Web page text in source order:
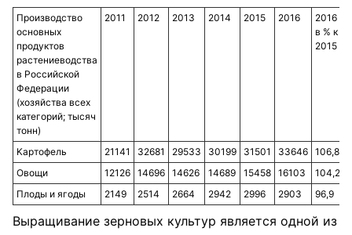
Производство
основных
продуктов
растениеводства
в Российской
Федерации
(хозяйства всех
категорий; тысяч
тонн)
2011 2012 2013 2014 2015 2016
2016
в % к
2015
Kартофель 21141 32681 29533 30199 31501 33646 106,8
Овощи
12126 14696 14626 14689 15458 16103
104,2
Плоды и ягоды
2149 2514 2664 2942 2996 2903 96,9
Выращивание зерновых культур является одной из